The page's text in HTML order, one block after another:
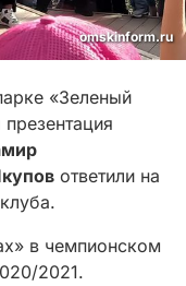
omskinform.ru
«Зеленый
ответили на
в чемпионском
2021.